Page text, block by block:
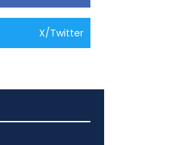
X/Twitter